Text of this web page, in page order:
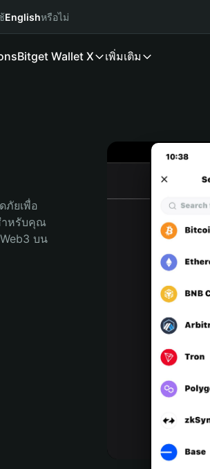
Englishหรือไม่
Bitget Wallet X เพิ่มเติม
ภัยเพื่อ
ำหรับคุณ
บน